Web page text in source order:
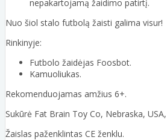
nepakartojamą žaidimo patirtį.
Nuo šiol stalo futbolą žaisti galima visur!
Rinkinyje:
Futbolo žaidėjas Foosbot.
Kamuoliukas.
Rekomenduojamas amžius 6+.
Sukūrė Fat Brain Toy Co, Nebraska,
Žaislas paženklintas CE ženklu.